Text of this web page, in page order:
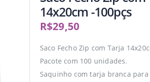
14x20cm -100pçs
R$29,50
Saco Fecho Zip com Tarja
Pacote com 100 unidades.
Saquinho com tarja branca